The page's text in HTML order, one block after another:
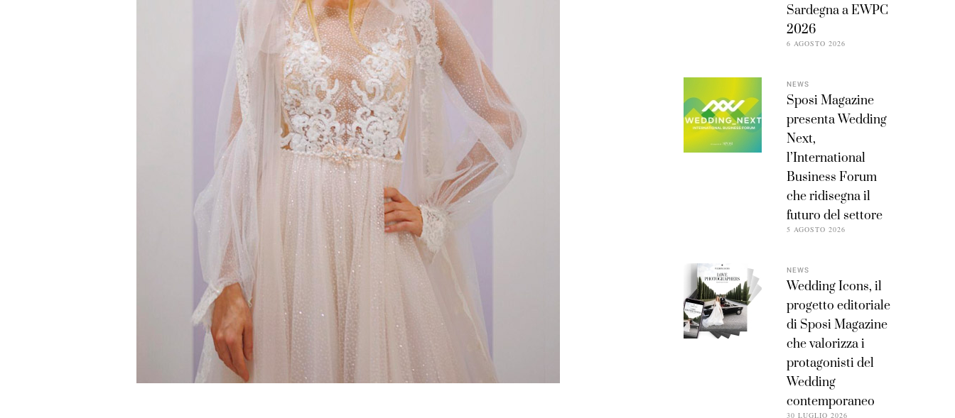
Sardegna a EWPC
2026
6 AGOSTO 2026
NEWS
Sposi Magazine
presenta Wedding
Next,
l’International
Business Forum
che ridisegna il
futuro del settore
5 AGOSTO 2026
NEWS
Wedding Icons, il
progetto editoriale
di Sposi Magazine
che valorizza i
protagonisti del
Wedding
contemporaneo
30 LUGLIO 2026